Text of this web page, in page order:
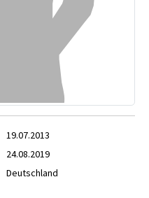
19.07.2013
24.08.2019
Deutschland